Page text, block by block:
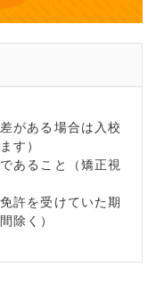
がある場合は入校
す）
あること（矯正視
許を受けていた期
除く）